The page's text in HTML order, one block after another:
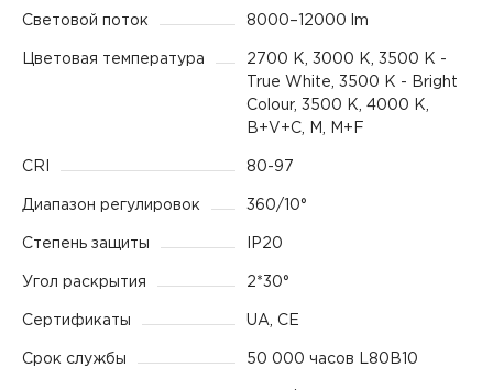
Световой поток 8000–12000 lm
Цветовая температура
2700 K, 3000 K, 3500 K -
True White, 3500 K - Bright
Colour, 3500 K, 4000 K,
B+V+C, M, M+F
CRI 80-97
Диапазон регулировок 360/10°
Степень защиты IP20
Угол раскрытия 2*30°
Сертификаты UA, CE
Срок службы 50 000 часов L80B10